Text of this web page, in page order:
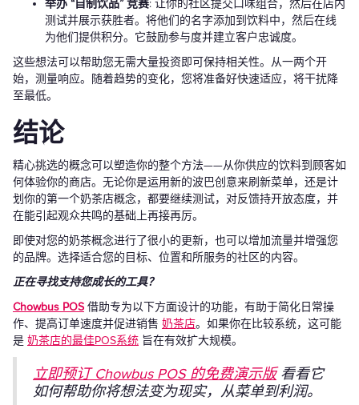
举办 “自制饮品” 竞赛: 让你的社区提交口味组合，然后在店内
测试并展示获胜者。将他们的名字添加到饮料中，然后在线
为他们提供积分。它鼓励参与度并建立客户忠诚度。
这些想法可以帮助您无需大量投资即可保持相关性。从一两个开
始，测量响应。随着趋势的变化，您将准备好快速适应，将干扰降
至最低。
结论
精心挑选的概念可以塑造你的整个方法——从你供应的饮料到顾客如
何体验你的商店。无论你是运用新的波巴创意来刷新菜单，还是计
划你的第一个奶茶店概念，都要继续测试，对反馈持开放态度，并
在能引起观众共鸣的基础上再接再厉。
即使对您的奶茶概念进行了很小的更新，也可以增加流量并增强您
的品牌。选择适合您的目标、位置和所服务的社区的内容。
正在寻找支持您成长的工具？
Chowbus POS 借助专为以下方面设计的功能，有助于简化日常操
作、提高订单速度并促进销售 奶茶店。如果你在比较系统，这可能
是 奶茶店的最佳POS系统 旨在有效扩大规模。
立即预订 Chowbus POS 的免费演示版看看它
如何帮助你将想法变为现实，从菜单到利润。